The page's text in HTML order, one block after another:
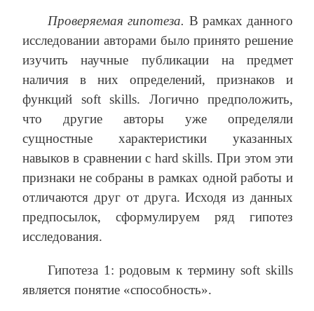
Проверяемая гипотеза. В рамках данного
исследовании авторами было принято решение
изучить научные публикации на предмет
наличия в них определений, признаков и
функций soft skills. Логично предположить,
что другие авторы уже определяли
сущностные характеристики указанных
навыков в сравнении с hard skills. При этом эти
признаки не собраны в рамках одной работы и
отличаются друг от друга. Исходя из данных
предпосылок, сформулируем ряд гипотез
исследования.
Гипотеза 1: родовым к термину soft skills
является понятие «способность».